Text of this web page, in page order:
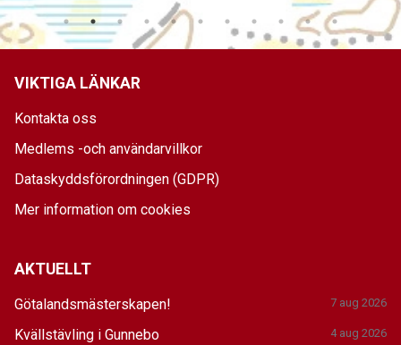
VIKTIGA LÄNKAR
Kontakta oss
Medlems -och användarvillkor
Dataskyddsförordningen (GDPR)
Mer information om cookies
AKTUELLT
Götalandsmästerskapen! 7 aug 2026
Kvällstävling i Gunnebo 4 aug 2026